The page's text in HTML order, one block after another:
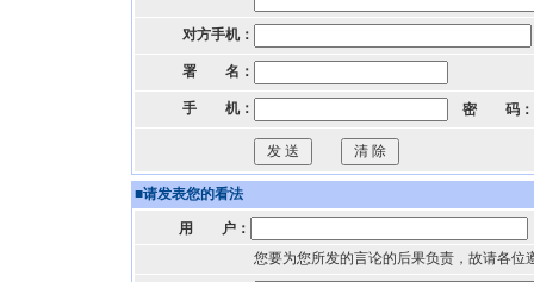
对方手机：
署 名：
手 机： 密 码：
■请发表您的看法
用 户：
您要为您所发的言论的后果负责，故请各位